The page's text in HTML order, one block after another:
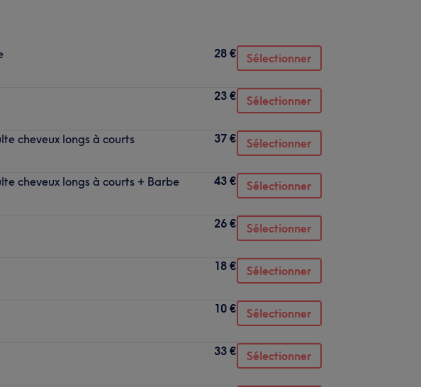
28 € Sélectionner
23 € Sélectionner
cheveux longs à courts
37 € Sélectionner
cheveux longs à courts + Barbe
43 € Sélectionner
26 € Sélectionner
18 € Sélectionner
10 € Sélectionner
33 € Sélectionner